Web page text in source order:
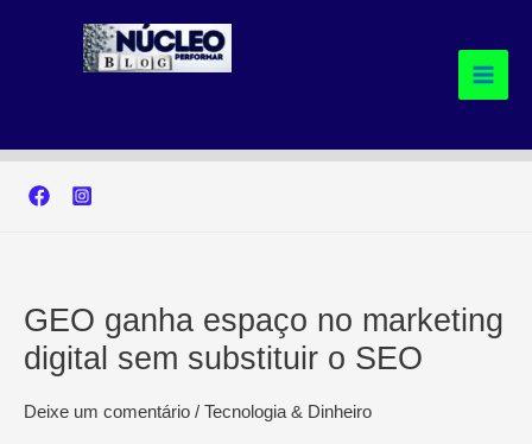
GEO ganha espaço no marketing
digital sem substituir o SEO
Deixe um comentário / Tecnologia & Dinheiro